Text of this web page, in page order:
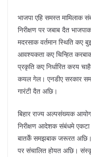
भाजपा एहि समस्त
निरीक्षण पर जबाब दैत
मदरसाक वर्तमान स्थिति कए
आवश्यकता कए चिन्हित
प्रकृति कए निर्धारित करय
कयल गेल। एनडीए सरकार
गारंटी दैत अछि।
बिहार राज्य अल्पसंख्यक
निरीक्षण आदेशक संबंधमे
बातकेँ समझबाक जरूरत अछि।
पर संचालित होयत अछि।